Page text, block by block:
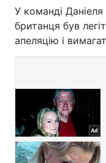
У команді
британця був
апеляцію і